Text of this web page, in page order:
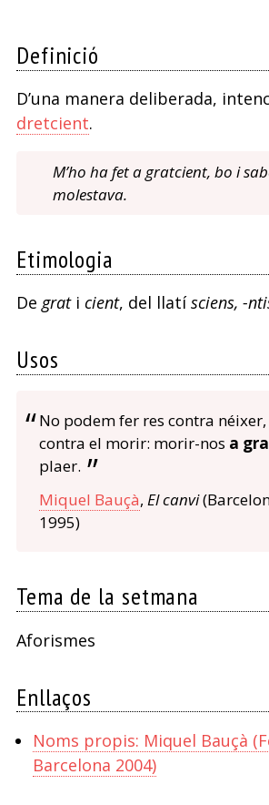
Definició
D’una manera deliberada,
dretcient.
M’ho ha fet a gratcient, bo i
molestava.
Etimologia
De grati cient, del llatísciens, -
Usos
No podem fer res contra
contra el morir: morir-nos a
plaer.
Miquel Bauçà, El canvi
1995)
Tema de la setmana
Aforismes
Enllaços
Noms propis: Miquel Bauçà
Barcelona 2004)